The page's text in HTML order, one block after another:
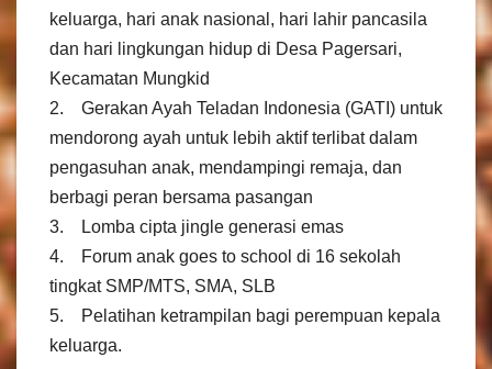
keluarga, hari anak nasional, hari lahir pancasila
dan hari lingkungan hidup di Desa Pagersari,
Kecamatan Mungkid
2. Gerakan Ayah Teladan Indonesia (GATI) untuk
mendorong ayah untuk lebih aktif terlibat dalam
pengasuhan anak, mendampingi remaja, dan
berbagi peran bersama pasangan
3. Lomba cipta jingle generasi emas
4. Forum anak goes to school di 16 sekolah
tingkat SMP/MTS, SMA, SLB
5. Pelatihan ketrampilan bagi perempuan kepala
keluarga.